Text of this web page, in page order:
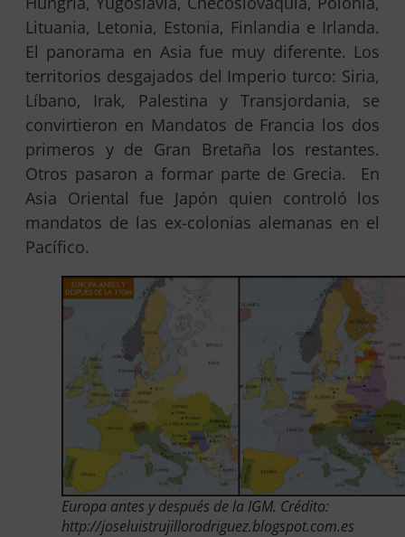
Lituania, Letonia, Estonia, Finlandia e Irlanda.
El panorama en Asia fue muy diferente. Los
territorios desgajados del Imperio turco: Siria,
Líbano, Irak, Palestina y Transjordania, se
convirtieron en Mandatos de Francia los dos
primeros y de Gran Bretaña los restantes.
Otros pasaron a formar parte de Grecia. En
Asia Oriental fue Japón quien controló los
mandatos de las ex-colonias alemanas en el
Pacífico.
Europa antes y después de la IGM. Crédito:
http://joseluistrujillorodriguez.blogspot.com.es